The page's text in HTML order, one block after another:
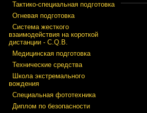
Тактико-специальная подготовка
Огневая подготовка
Система жесткого
взаимодействия на короткой
дистанции - C.Q.B.
Медицинская подготовка
Технические средства
Школа экстремального
вождения
Специальная фототехника
Диплом по безопасности